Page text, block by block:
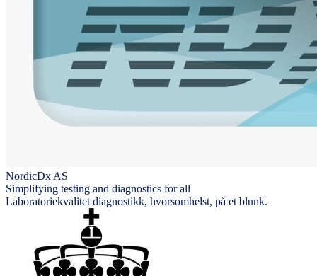
NordicDx AS
Simplifying testing and diagnostics for all
Laboratoriekvalitet diagnostikk, hvorsomhelst, på et blunk.